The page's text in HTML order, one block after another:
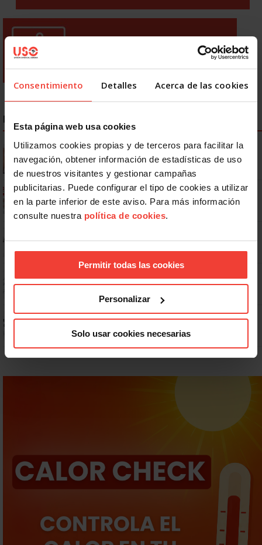
Consentimiento Detalles Acerca de las cookies
Esta página web usa cookies
Utilizamos cookies propias y de terceros para facilitar la
navegación, obtener información de estadísticas de uso
de nuestros visitantes y gestionar campañas
publicitarias. Puede configurar el tipo de cookies a utilizar
en la parte inferior de este aviso. Para más información
consulte nuestra política de cookies.
Permitir todas las cookies
Personalizar
Solo usar cookies necesarias
NOTICIAS MÁS LEÍDAS
Se actualizan las patologías para acceder a la jubilación
anticipada por discapacidad
Ya os podéis descargar la app de USO
libre
Prepara gratis con USO las oposiciones a AGE, Seguridad Social y